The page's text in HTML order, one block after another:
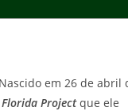
em 26 de abril
Florida Projectque ele